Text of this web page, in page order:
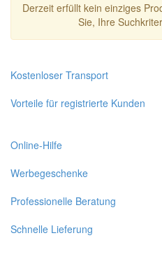
Derzeit erfüllt kein einziges
Sie, Ihre
Kostenloser Transport
Vorteile für registrierte Kunden
Online-Hilfe
Werbegeschenke
Professionelle Beratung
Schnelle Lieferung